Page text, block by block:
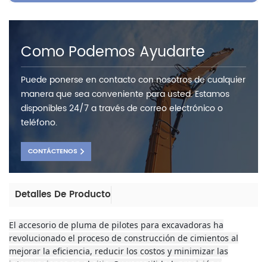
Como Podemos Ayudarte
Puede ponerse en contacto con nosotros de cualquier
manera que sea conveniente para usted. Estamos
disponibles 24/7 a través de correo electrónico o
teléfono.
CONTÁCTENOS
Detalles De Producto
El accesorio de pluma de pilotes para excavadoras ha
revolucionado el proceso de construcción de cimientos al
mejorar la eficiencia, reducir los costos y minimizar las